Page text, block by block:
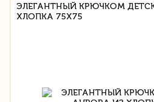
ЭЛЕГАНТНЫЙ КРЮЧКОМ
ХЛОПКА 75X75